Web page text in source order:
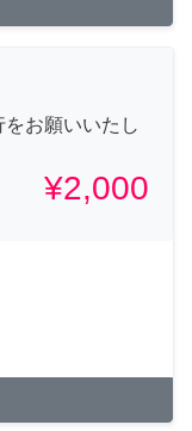
お願いいたし
¥2,000